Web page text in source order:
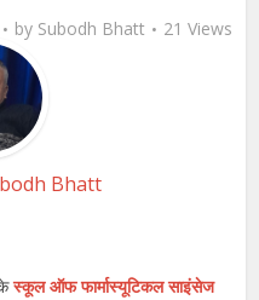
by Subodh Bhatt 21 Views
Bhatt
केस्कूल ऑफ फार्मास्यूटिकल साइंसेज